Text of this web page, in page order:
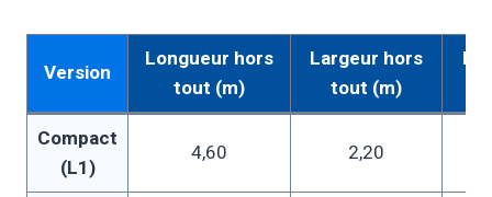
Version
Longueur hors
tout (m)
Largeur hors
tout (m)
Compact
(L1)
4,60 2,20